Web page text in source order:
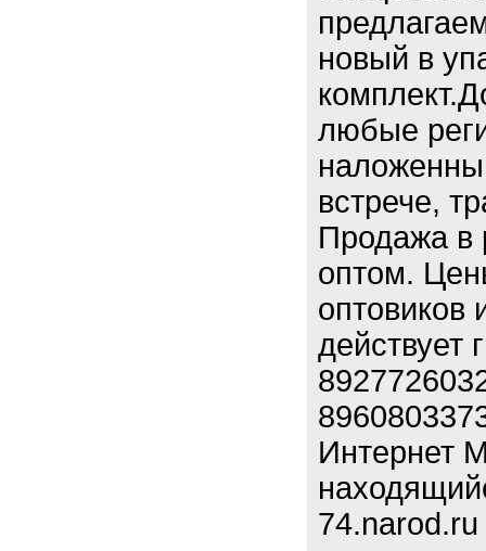
новый в
любые
встрече,
Продажа в
оптом.
оптовиков
действует
Интернет
74.narod.ru